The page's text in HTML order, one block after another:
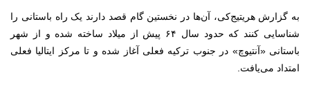
به گزارش هریتیج‌کی، آن‌ها در نخستین گام قصد دارند یک راه باستانی را
شناسایی کنند که حدود سال ۶۴ پیش از میلاد ساخته شده و از شهر
باستانی «آنتیوچ» در جنوب ترکیه فعلی آغاز شده و تا مرکز ایتالیا فعلی
امتداد می‌یافت.